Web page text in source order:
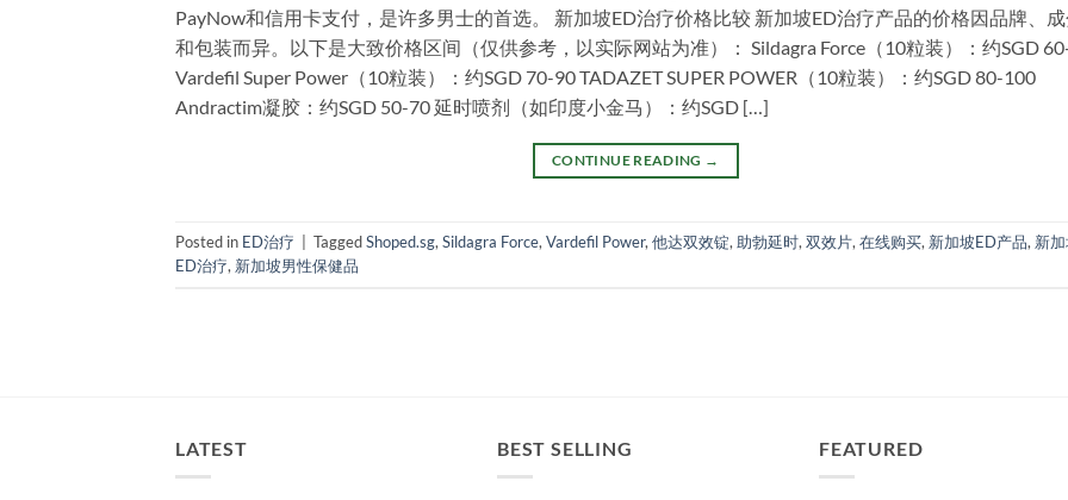
PayNow和信用卡支付，是许多男士的首选。 新加坡ED治疗价格比较 新加坡ED治疗产品的价格因品牌、
和包装而异。以下是大致价格区间（仅供参考，以实际网站为准）： Sildagra Force（10粒装）：约SGD
Vardefil Super Power（10粒装）：约SGD 70-90 TADAZET SUPER POWER（10粒装）：约SGD 80-100
Andractim凝胶：约SGD 50-70 延时喷剂（如印度小金马）：约SGD […]
CONTINUE READING →
Posted in ED治疗 TaggedShoped.sg, Sildagra Force, Vardefil Power, 他达双效锭, 助勃延时, 双效片, 在线购买, 新加坡ED产品, 新
ED治疗, 新加坡男性保健品
LATEST BEST SELLING FEATURED